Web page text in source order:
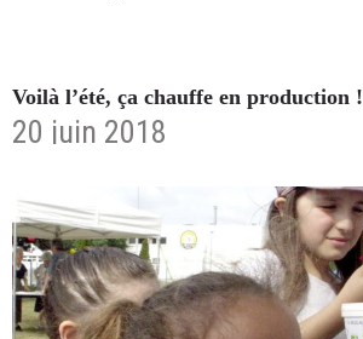
Voilà l’été, ça chauffe en production !
20 juin 2018